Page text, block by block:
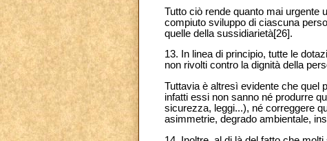
Tutto ciò rende quanto mai urgente
compiuto sviluppo di ciascuna
quelle della sussidiarietà[26].
13. In linea di principio, tutte le
non rivolti contro la dignità della
Tuttavia è altresì evidente che quel
infatti essi non sanno né produrre
sicurezza, leggi...), né correggere
asimmetrie, degrado ambientale,